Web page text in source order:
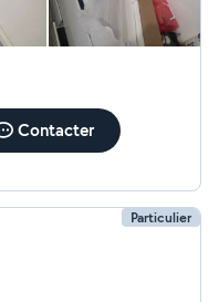
Contacter
Particulier